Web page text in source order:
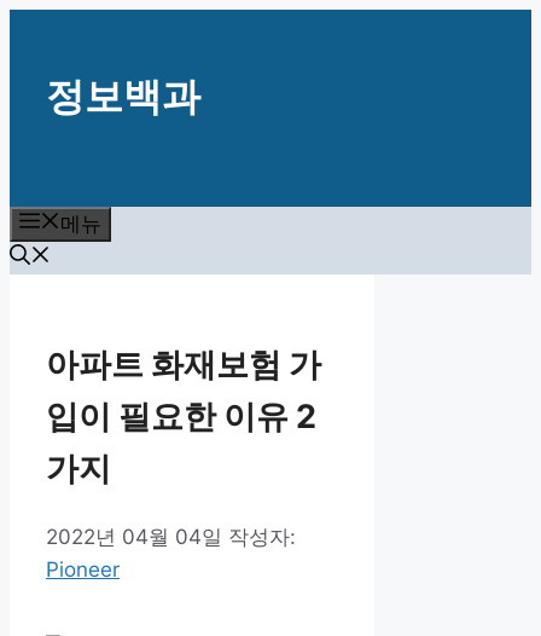
뛰
기
정보백과
메뉴
아파트 화재보험 가
입이 필요한 이유 2
가지
2022년 04월 04일 작성자:
Pioneer